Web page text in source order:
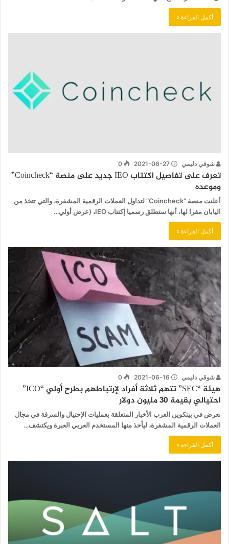
أكمل القراءة »
شوقي دليمي 2021-06-27
0
تعرف على تفاصيل اكتتاب IEO جديد على منصة “Coincheck”
وموعده
أعلنت منصة “Coincheck” لتداول العملات الرقمية المشفرة، والتي تتخذ من
اليابان مقرا لها، أنها ستطلق رسميا إكتتاب IEO، (عرض أولي…
أكمل القراءة »
شوقي دليمي 2021-06-16
0
هيئة “SEC” تتهم ثلاثة أفراد لإرتباطهم بطرح أولي “ICO”
احتيالي بقيمة 30 مليون دولار
نعرض في بيتكوين العرب الأخبار المتعلقة بعمليات الإحتيال والسرقة في مجال
العملات الرقمية المشفرة، ليأخذ منها المستخدم العربي العبرة ويكتشف…
أكمل القراءة »